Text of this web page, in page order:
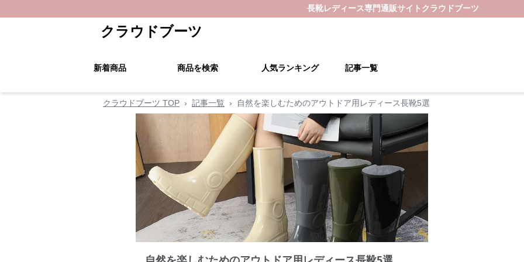
長靴レディース専門通販サイト クラウドブーツ
クラウドブーツ
新着商品 商品を検索 人気ランキング 記事一覧
クラウドブーツ TOP › 記事一覧 › 自然を楽しむためのアウトドア用レディース長靴5選